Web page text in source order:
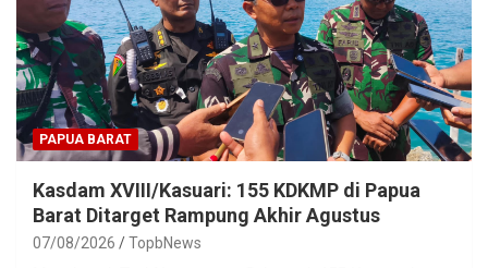
PAPUA BARAT
Kasdam XVIII/Kasuari: 155 KDKMP di Papua
Barat Ditarget Rampung Akhir Agustus
07/08/2026 TopbNews